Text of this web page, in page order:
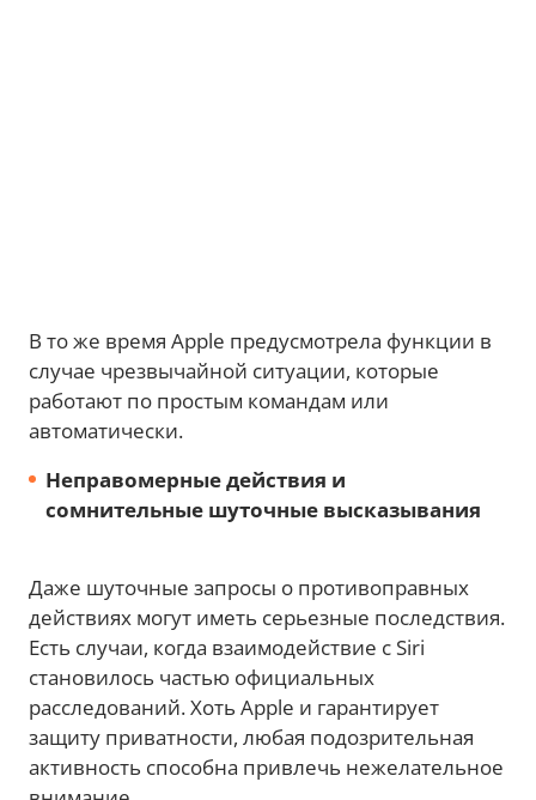
В то же время Apple предусмотрела функции в
случае чрезвычайной ситуации, которые
работают по простым командам или
автоматически.
Неправомерные действия и
сомнительные шуточные высказывания
Даже шуточные запросы о противоправных
действиях могут иметь серьезные последствия.
Есть случаи, когда взаимодействие с Siri
становилось частью официальных
расследований. Хоть Apple и гарантирует
защиту приватности, любая подозрительная
активность способна привлечь нежелательное